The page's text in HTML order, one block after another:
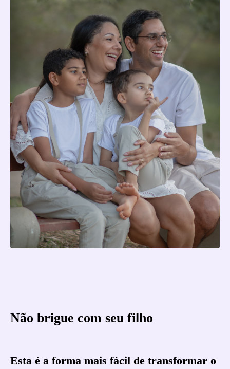
Não brigue com seu filho
Esta é a forma mais fácil de transformar o